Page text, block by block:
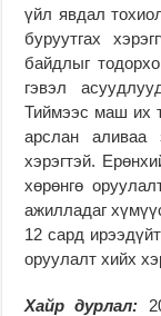
үйл явдал
буруутгах
байдлыг
гэвэл
Тиймээс маш их
арслан аливаа
хэрэгтэй.
хөрөнгө
ажилладаг
12 сард
оруулалт хийх
Хайр дурлал: